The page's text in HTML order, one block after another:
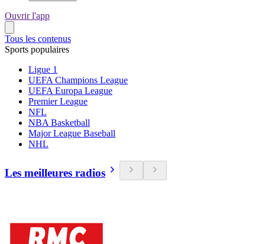
Ouvrir l'app
Tous les contenus
Sports populaires
Ligue 1
UEFA Champions League
UEFA Europa League
Premier League
NFL
NBA Basketball
Major League Baseball
NHL
Les meilleures radios